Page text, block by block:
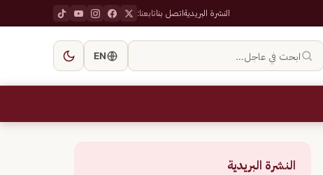
النشرة البريديةاتصل بناتابعنا:
ابحث في عاجل… EN
النشرة البريدية